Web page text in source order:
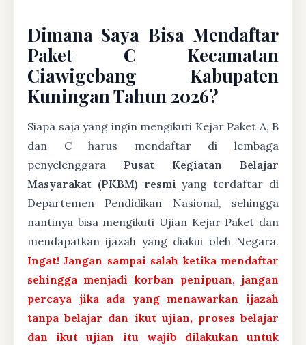
Dimana Saya Bisa Mendaftar
Paket C Kecamatan
Ciawigebang Kabupaten
Kuningan Tahun 2026?
Siapa saja yang ingin mengikuti Kejar Paket A, B
dan C harus mendaftar di lembaga
penyelenggara Pusat Kegiatan Belajar
Masyarakat (PKBM) resmi yang terdaftar di
Departemen Pendidikan Nasional, sehingga
nantinya bisa mengikuti Ujian Kejar Paket dan
mendapatkan ijazah yang diakui oleh Negara.
Ingat! Jangan sampai salah ketika mendaftar
sehingga menjadi korban penipuan, jangan
percaya jika ada yang menawarkan ijazah
tanpa belajar dan ikut ujian, proses belajar
dan ikut ujian itu wajib dilakukan untuk